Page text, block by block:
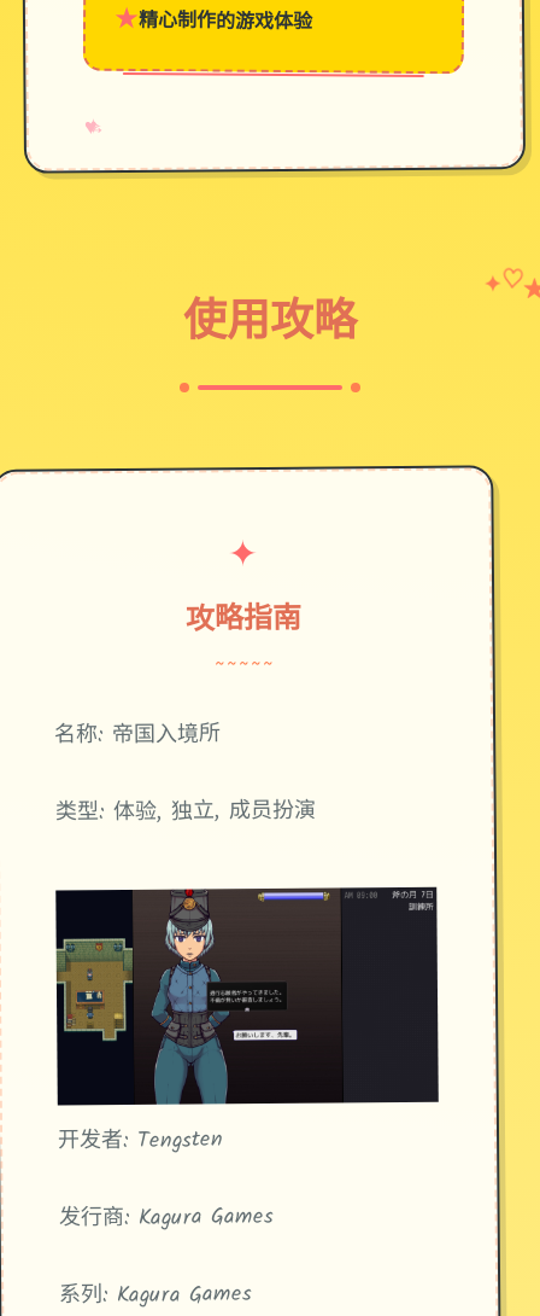
★精心制作的游戏体验
♥
✧
→
使用攻略
✦♡
✦
攻略指南
~~~~~
名称: 帝国入境所
类型: 体验, 独立, 成员扮演
开发者: Tengsten
发行商: Kagura Games
系列: Kagura Games